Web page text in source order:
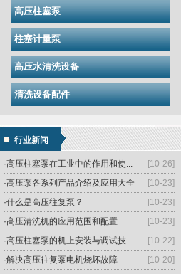
高压柱塞泵
柱塞计量泵
高压水清洗设备
清洗设备配件
行业新闻
[10-26]
·简述高压往复泵用途及特点
[10-26]
·介绍高压柱塞泵的工作原理和过程
[10-26]
·高压柱塞泵在工业中的作用和使...
[10-23]
·高压泵各系列产品介绍及应用大全
[10-23]
·什么是高压往复泵？
[10-23]
·高压清洗机的应用范围和配置
[10-22]
·高压柱塞泵的机上安装与调试技...
[10-20]
·解决高压往复泵电机烧坏故障